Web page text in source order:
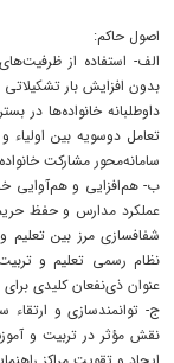
اصول حاکم:
الف- استفاده از
بدون افزایش بار
داوطلبانه خانواده‌ها در
تعامل دوسویه بین
سامانه‌محور مشارکت
ب- هم‌افزایی و هم‌آوایی
عملکرد مدارس و حفظ
شفافسازی مرز بین
نظام رسمی تعلیم و
عنوان ذی‌نفعان کلیدی
ج- توانمندسازی و
نقش مؤثر در تربیت و